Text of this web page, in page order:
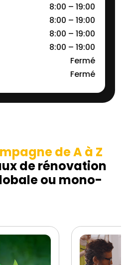
8:00 – 19:00
8:00 – 19:00
8:00 – 19:00
8:00 – 19:00
Fermé
Fermé
de A à Z
de rénovation
ou mono-